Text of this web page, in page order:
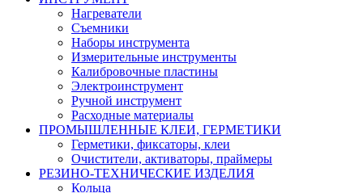
Нагреватели
Съемники
Наборы инструмента
Измерительные инструменты
Калибровочные пластины
Электроинструмент
Ручной инструмент
Расходные материалы
ПРОМЫШЛЕННЫЕ КЛЕИ, ГЕРМЕТИКИ
Герметики, фиксаторы, клеи
Очистители, активаторы, праймеры
РЕЗИНО-ТЕХНИЧЕСКИЕ ИЗДЕЛИЯ
Кольца